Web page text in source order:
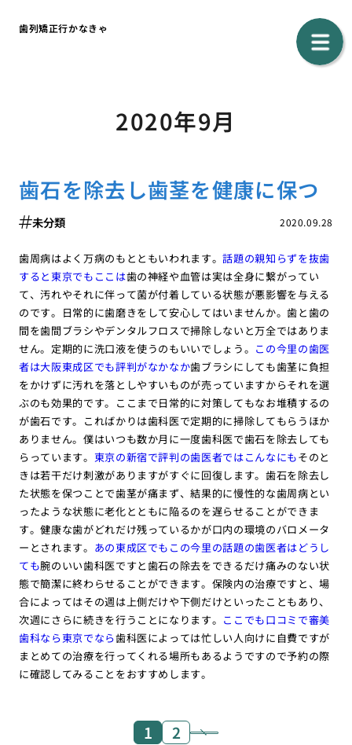
歯列矯正行かなきゃ
2020年9月
歯石を除去し歯茎を健康に保つ
2020.09.28
未分類
歯周病はよく万病のもとともいわれます。話題の親知らずを抜歯
すると東京でもここは歯の神経や血管は実は全身に繋がってい
て、汚れやそれに伴って菌が付着している状態が悪影響を与える
のです。日常的に歯磨きをして安心してはいませんか。歯と歯の
間を歯間ブラシやデンタルフロスで掃除しないと万全ではありま
せん。定期的に洗口液を使うのもいいでしょう。 この今里の歯医
者は大阪東成区でも評判がなかなか歯ブラシにしても歯茎に負担
をかけずに汚れを落としやすいものが売っていますからそれを選
ぶのも効果的です。ここまで日常的に対策してもなお堆積するの
が歯石です。こればかりは歯科医で定期的に掃除してもらうほか
ありません。僕はいつも数か月に一度歯科医で歯石を除去しても
らっています。 東京の新宿で評判の歯医者ではこんなにもそのと
きは若干だけ刺激がありますがすぐに回復します。歯石を除去し
た状態を保つことで歯茎が痛まず、結果的に慢性的な歯周病とい
ったような状態に老化とともに陥るのを遅らせることができま
す。健康な歯がどれだけ残っているかが口内の環境のバロメータ
ーとされます。 あの東成区でもこの今里の話題の歯医者はどうし
ても腕のいい歯科医ですと歯石の除去をできるだけ痛みのない状
態で簡潔に終わらせることができます。保険内の治療ですと、場
合によってはその週は上側だけや下側だけといったこともあり、
次週にさらに続きを行うことになります。 ここでも口コミで審美
歯科なら東京でなら歯科医によっては忙しい人向けに自費ですが
まとめての治療を行ってくれる場所もあるようですので予約の際
に確認してみることをおすすめします。
1 2